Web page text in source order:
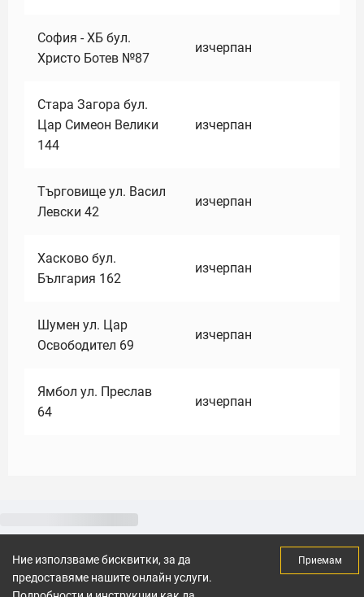
София - ХБ бул.
Христо Ботев №87
изчерпан
Стара Загора бул.
Цар Симеон Велики
144
изчерпан
Търговище ул. Васил
Левски 42
изчерпан
Хасково бул.
България 162
изчерпан
Шумен ул. Цар
Освободител 69
изчерпан
Ямбол ул. Преслав
64
изчерпан
Ние използваме бисквитки, за да
предоставяме нашите онлайн услуги.
Приемам